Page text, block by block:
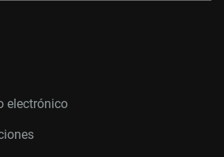
electrónico